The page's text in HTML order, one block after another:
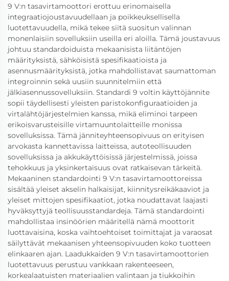
9 V:n tasavirtamoottori erottuu erinomaisella
integraatiojoustavuudellaan ja poikkeuksellisella
luotettavuudella, mikä tekee siitä suositun valinnan
monenlaisiin sovelluksiin useilla eri aloilla. Tämä joustavuus
johtuu standardoiduista mekaanisista liitäntöjen
määrityksistä, sähköisistä spesifikaatioista ja
asennusmäärityksistä, jotka mahdollistavat saumattoman
integroinnin sekä uusiin suunnitelmiin että
jälkiasennussovelluksiin. Standardi 9 voltin käyttöjännite
sopii täydellisesti yleisten paristokonfiguraatioiden ja
virtalähtöjärjestelmien kanssa, mikä eliminoi tarpeen
erikoisvarusteisille virtamuuntolaitteille monissa
sovelluksissa. Tämä jänniteyhteensopivuus on erityisen
arvokasta kannettavissa laitteissa, autoteollisuuden
sovelluksissa ja akkukäyttöisissä järjestelmissä, joissa
tehokkuus ja yksinkertaisuus ovat ratkaisevan tärkeitä.
Mekaaninen standardointi 9 V:n tasavirtamoottoreissa
sisältää yleiset akselin halkaisijat, kiinnitysreikäkaaviot ja
yleiset mittojen spesifikaatiot, jotka noudattavat laajasti
hyväksyttyjä teollisuusstandardeja. Tämä standardointi
mahdollistaa insinöörien määritellä nämä moottorit
luottavaisina, koska vaihtoehtoiset toimittajat ja varaosat
säilyttävät mekaanisen yhteensopivuuden koko tuotteen
elinkaaren ajan. Laadukkaiden 9 V:n tasavirtamoottorien
luotettavuus perustuu vankkaan rakenteeseen,
korkealaatuisten materiaalien valintaan ja tiukkoihin